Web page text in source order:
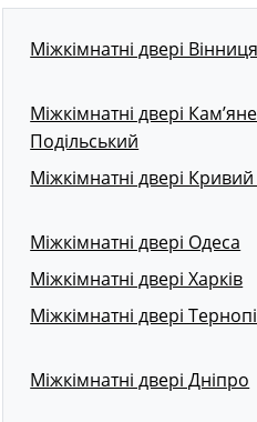
Міжкімнатні двері Вінниця
Міжкімнатні двері
Подільський
Міжкімнатні двері Кривий
Міжкімнатні двері Одеса
Міжкімнатні двері Харків
Міжкімнатні двері
Міжкімнатні двері Дніпро